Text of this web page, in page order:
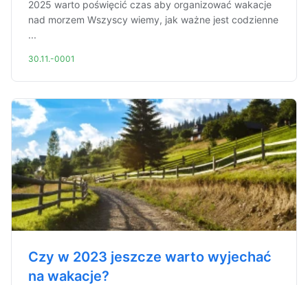
2025 warto poświęcić czas aby organizować wakacje
nad morzem Wszyscy wiemy, jak ważne jest codzienne
...
30.11.-0001
Czy w 2023 jeszcze warto wyjechać
na wakacje?